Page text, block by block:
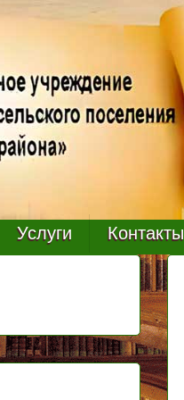
Услуги Контакты